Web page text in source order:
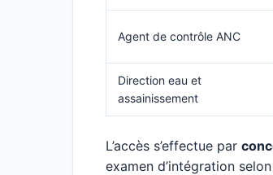
Agent de contrôle ANC
Direction eau et
assainissement
L’accès s’effectue par
examen d’intégration